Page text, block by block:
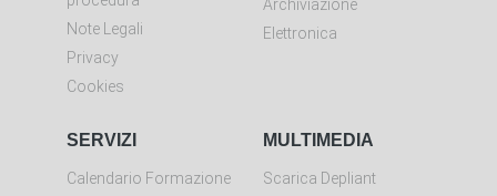
Note Legali
Privacy
Cookies
Archiviazione
Elettronica
SERVIZI
Calendario Formazione
MULTIMEDIA
Scarica Depliant